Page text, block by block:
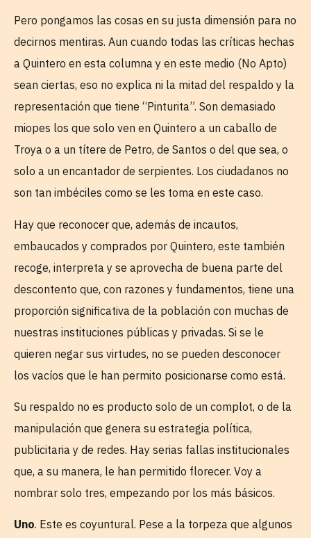
Pero pongamos las cosas en su justa dimensión para no
decirnos mentiras. Aun cuando todas las críticas hechas
a Quintero en esta columna y en este medio (No Apto)
sean ciertas, eso no explica ni la mitad del respaldo y la
representación que tiene “Pinturita”. Son demasiado
miopes los que solo ven en Quintero a un caballo de
Troya o a un títere de Petro, de Santos o del que sea, o
solo a un encantador de serpientes. Los ciudadanos no
son tan imbéciles como se les toma en este caso.
Hay que reconocer que, además de incautos,
embaucados y comprados por Quintero, este también
recoge, interpreta y se aprovecha de buena parte del
descontento que, con razones y fundamentos, tiene una
proporción significativa de la población con muchas de
nuestras instituciones públicas y privadas. Si se le
quieren negar sus virtudes, no se pueden desconocer
los vacíos que le han permito posicionarse como está.
Su respaldo no es producto solo de un complot, o de la
manipulación que genera su estrategia política,
publicitaria y de redes. Hay serias fallas institucionales
que, a su manera, le han permitido florecer. Voy a
nombrar solo tres, empezando por los más básicos.
Uno. Este es coyuntural. Pese a la torpeza que algunos